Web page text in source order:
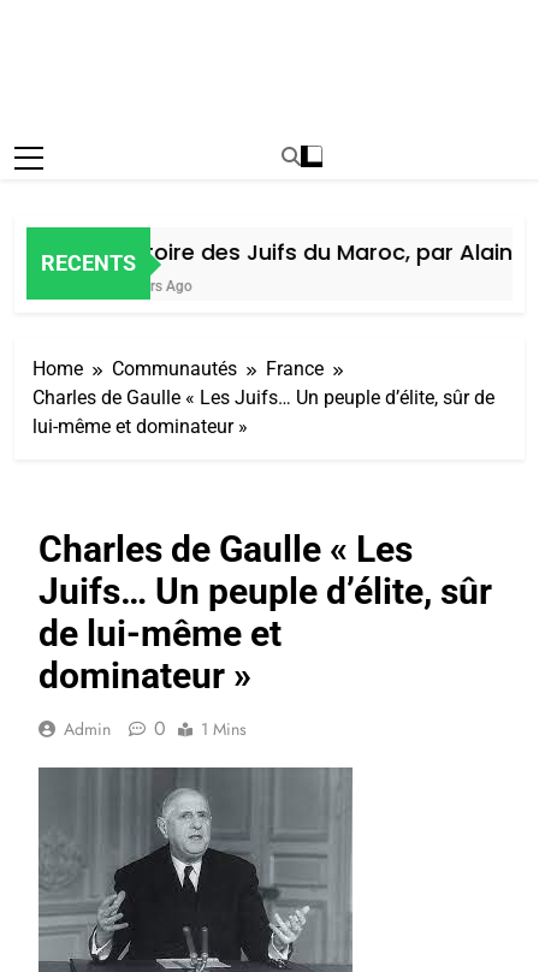
RECENTSHistoire des Juifs du Maroc, par Alain
5 Jours Ago
Home Communautés
France
Charles de Gaulle « Les Juifs… Un peuple d’élite, sûr de
lui-même et dominateur »
Charles de Gaulle « Les
Juifs… Un peuple d’élite, sûr
de lui-même et
dominateur »
Admin 0 1 Mins